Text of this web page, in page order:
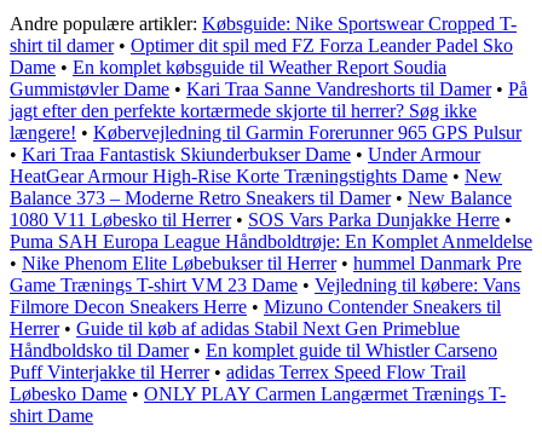
Andre populære artikler: Købsguide: Nike Sportswear Cropped T-
shirt til damer• Optimer dit spil med FZ Forza Leander Padel Sko
Dame • En komplet købsguide til Weather Report Soudia
Gummistøvler Dame • Kari Traa Sanne Vandreshorts til Damer• På
jagt efter den perfekte kortærmede skjorte til herrer? Søg ikke
længere! • Købervejledning til Garmin Forerunner 965 GPS Pulsur
• Kari Traa Fantastisk Skiunderbukser Dame • Under Armour
HeatGear Armour High-Rise Korte Træningstights Dame • New
Balance 373 – Moderne Retro Sneakers til Damer• New Balance
1080 V11 Løbesko til Herrer• SOS Vars Parka Dunjakke Herre •
Puma SAH Europa League Håndboldtrøje: En Komplet Anmeldelse
• Nike Phenom Elite Løbebukser til Herrer• hummel Danmark Pre
Game Trænings T-shirt VM 23 Dame • Vejledning til købere: Vans
Filmore Decon Sneakers Herre • Mizuno Contender Sneakers til
Herrer• Guide til køb af adidas Stabil Next Gen Primeblue
Håndboldsko til Damer• En komplet guide til Whistler Carseno
Puff Vinterjakke til Herrer• adidas Terrex Speed Flow Trail
Løbesko Dame • ONLY PLAY Carmen Langærmet Trænings T-
shirt Dame